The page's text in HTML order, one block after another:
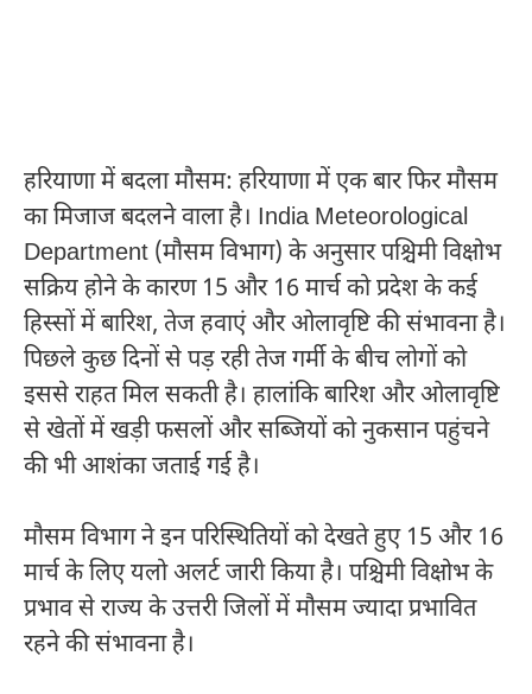
हरियाणा में बदला मौसम: हरियाणा में एक बार फिर मौसम
का मिजाज बदलने वाला है। India Meteorological
Department (मौसम विभाग) के अनुसार पश्चिमी विक्षोभ
सक्रिय होने के कारण 15 और 16 मार्च को प्रदेश के कई
हिस्सों में बारिश, तेज हवाएं और ओलावृष्टि की संभावना है।
पिछले कुछ दिनों से पड़ रही तेज गर्मी के बीच लोगों को
इससे राहत मिल सकती है। हालांकि बारिश और ओलावृष्टि
से खेतों में खड़ी फसलों और सब्जियों को नुकसान पहुंचने
की भी आशंका जताई गई है।
मौसम विभाग ने इन परिस्थितियों को देखते हुए 15 और 16
मार्च के लिए यलो अलर्ट जारी किया है। पश्चिमी विक्षोभ के
प्रभाव से राज्य के उत्तरी जिलों में मौसम ज्यादा प्रभावित
रहने की संभावना है।